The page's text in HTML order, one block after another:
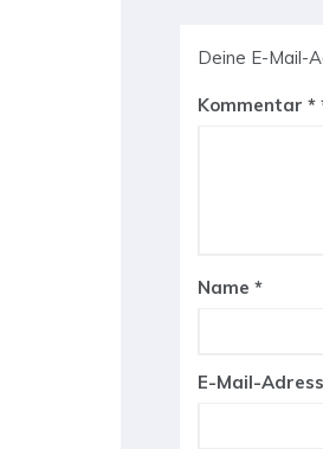
Deine E-Mail-
Kommentar *
Name *
E-Mail-